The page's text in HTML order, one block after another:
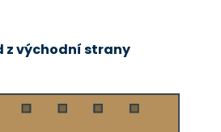
z východní strany